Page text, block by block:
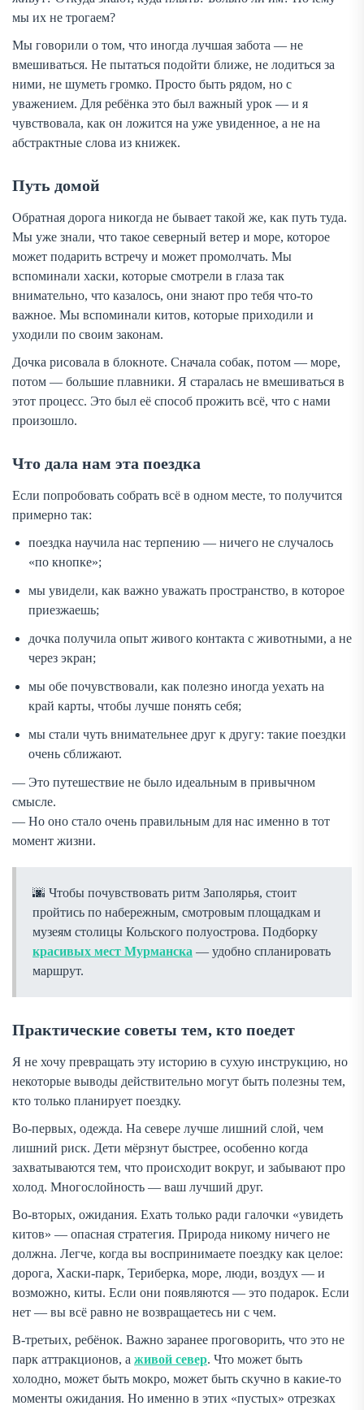
мы их не трогаем?
Мы говорили о том, что иногда лучшая забота — не
вмешиваться. Не пытаться подойти ближе, не лодиться за
ними, не шуметь громко. Просто быть рядом, но с
уважением. Для ребёнка это был важный урок — и я
чувствовала, как он ложится на уже увиденное, а не на
абстрактные слова из книжек.
Путь домой
Обратная дорога никогда не бывает такой же, как путь туда.
Мы уже знали, что такое северный ветер и море, которое
может подарить встречу и может промолчать. Мы
вспоминали хаски, которые смотрели в глаза так
внимательно, что казалось, они знают про тебя что-то
важное. Мы вспоминали китов, которые приходили и
уходили по своим законам.
Дочка рисовала в блокноте. Сначала собак, потом — море,
потом — большие плавники. Я старалась не вмешиваться в
этот процесс. Это был её способ прожить всё, что с нами
произошло.
Что дала нам эта поездка
Если попробовать собрать всё в одном месте, то получится
примерно так:
поездка научила нас терпению — ничего не случалось
«по кнопке»;
мы увидели, как важно уважать пространство, в которое
приезжаешь;
дочка получила опыт живого контакта с животными, а не
через экран;
мы обе почувствовали, как полезно иногда уехать на
край карты, чтобы лучше понять себя;
мы стали чуть внимательнее друг к другу: такие поездки
очень сближают.
— Это путешествие не было идеальным в привычном
смысле.
— Но оно стало очень правильным для нас именно в тот
момент жизни.
Чтобы почувствовать ритм Заполярья, стоит
пройтись по набережным, смотровым площадкам и
музеям столицы Кольского полуострова. Подборку
красивых мест Мурманска — удобно спланировать
маршрут.
Практические советы тем, кто поедет
Я не хочу превращать эту историю в сухую инструкцию, но
некоторые выводы действительно могут быть полезны тем,
кто только планирует поездку.
Во-первых, одежда. На севере лучше лишний слой, чем
лишний риск. Дети мёрзнут быстрее, особенно когда
захватываются тем, что происходит вокруг, и забывают про
холод. Многослойность — ваш лучший друг.
Во-вторых, ожидания. Ехать только ради галочки «увидеть
китов» — опасная стратегия. Природа никому ничего не
должна. Легче, когда вы воспринимаете поездку как целое:
дорога, Хаски-парк, Териберка, море, люди, воздух — и
возможно, киты. Если они появляются — это подарок. Если
нет — вы всё равно не возвращаетесь ни с чем.
В-третьих, ребёнок. Важно заранее проговорить, что это не
парк аттракционов, а живой север. Что может быть
холодно, может быть мокро, может быть скучно в какие-то
моменты ожидания. Но именно в этих «пустых» отрезках